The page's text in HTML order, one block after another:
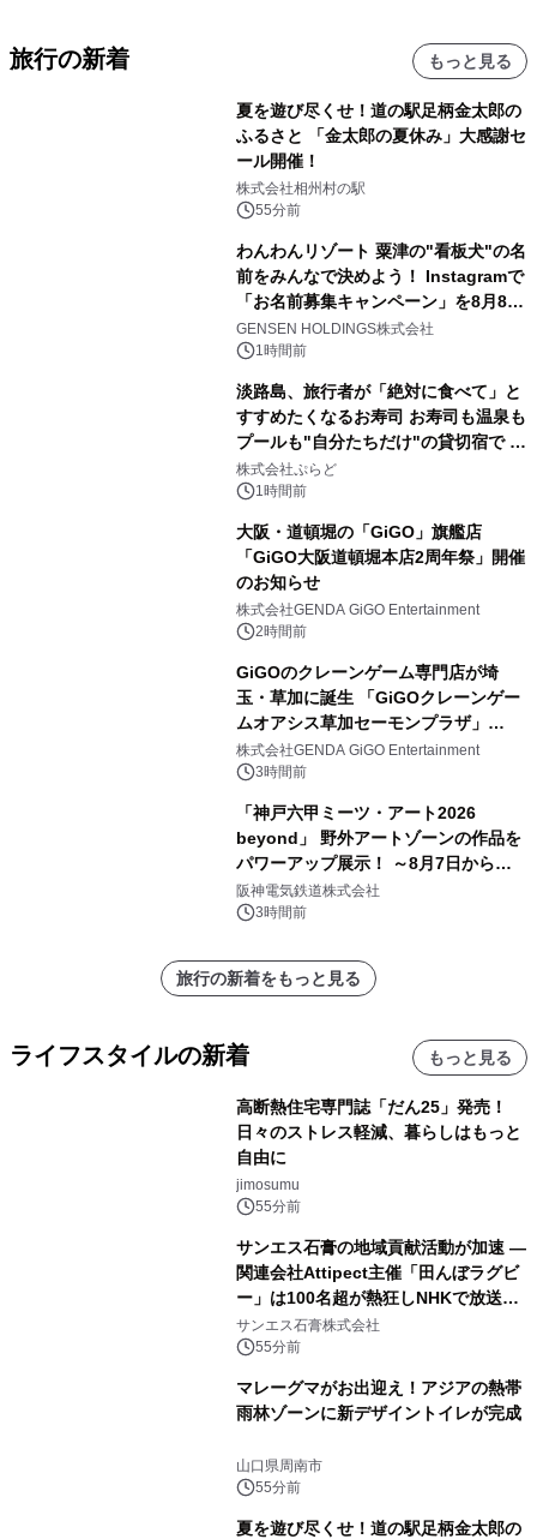
旅行の新着 もっと見る
夏を遊び尽くせ！道の駅足柄金太郎の
ふるさと 「金太郎の夏休み」大感謝セ
ール開催！
株式会社相州村の駅
55分前
わんわんリゾート 粟津の"看板犬"の名
前をみんなで決めよう！ Instagramで
「お名前募集キャンペーン」を8月8日
(土)より開催
GENSEN HOLDINGS株式会社
1時間前
淡路島、旅行者が「絶対に食べて」と
すすめたくなるお寿司 お寿司も温泉も
プールも"自分たちだけ"の貸切宿で 1
日1組限定「岩屋温泉 絵島別庭 海と
森」の握り寿司プラン
株式会社ぷらど
1時間前
大阪・道頓堀の「GiGO」旗艦店
「GiGO大阪道頓堀本店2周年祭」開催
のお知らせ
株式会社GENDA GiGO Entertainment
2時間前
GiGOのクレーンゲーム専門店が埼
玉・草加に誕生 「GiGOクレーンゲー
ムオアシス草加セーモンプラザ」
2026年8月7日(金)10時グランドオープ
ン
株式会社GENDA GiGO Entertainment
3時間前
「神戸六甲ミーツ・アート2026
beyond」 野外アートゾーンの作品を
パワーアップ展示！ ～8月7日からは
直前割パスポートを販売～
阪神電気鉄道株式会社
3時間前
旅行の新着をもっと見る
ライフスタイルの新着 もっと見る
高断熱住宅専門誌「だん25」発売！
日々のストレス軽減、暮らしはもっと
自由に
jimosumu
55分前
サンエス石膏の地域貢献活動が加速 ―
関連会社Attipect主催「田んぼラグビ
ー」は100名超が熱狂しNHKで放送さ
れました。
サンエス石膏株式会社
55分前
マレーグマがお出迎え！アジアの熱帯
雨林ゾーンに新デザイントイレが完成
山口県周南市
55分前
夏を遊び尽くせ！道の駅足柄金太郎の